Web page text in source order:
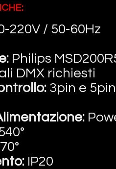
220V / 50-60Hz
Philips
DMX richiesti
3pin e
IP20